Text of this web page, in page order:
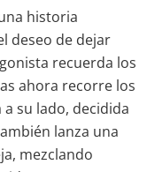
historia
deseo de dejar
recuerda los
ahora recorre los
su lado, decidida
lanza una
mezclando